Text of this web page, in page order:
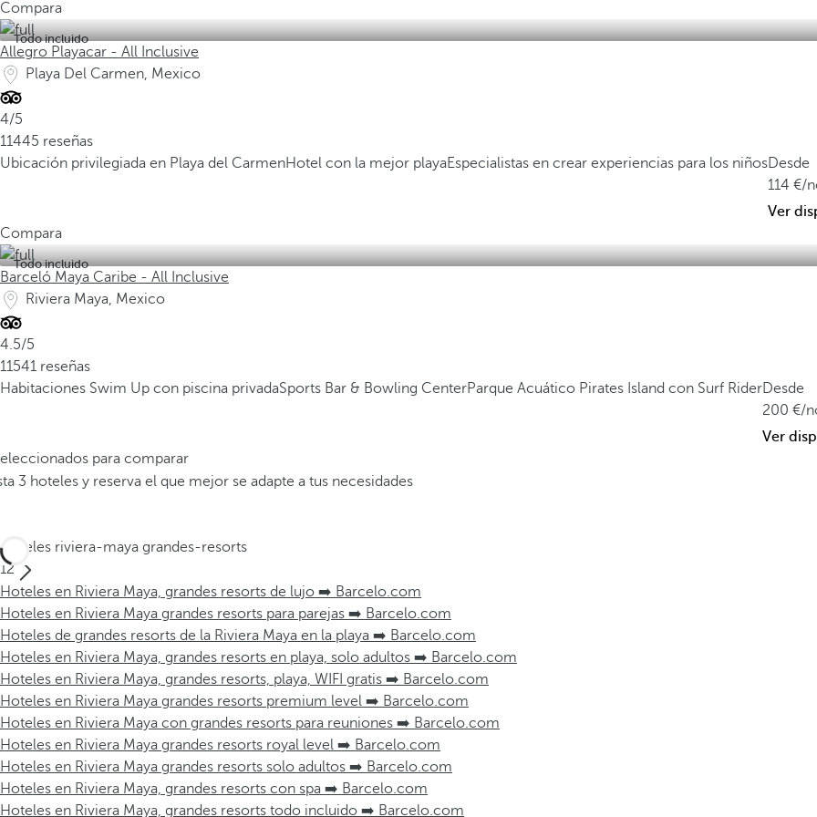
Compara
Todo incluido
Allegro Playacar - All Inclusive
Playa Del Carmen, Mexico
4/5
11445 reseñas
Ubicación privilegiada en Playa del CarmenHotel con la mejor playaEspecialistas en crear experiencias para los niñosDesde
114
/
Ver
Compara
Todo incluido
Barceló Maya Caribe - All Inclusive
Riviera Maya, Mexico
4.5/5
11541 reseñas
Habitaciones Swim Up con piscina privadaSports Bar & Bowling CenterParque Acuático Pirates Island con Surf RiderDesde
200
/
Ver
para comparar
3 hoteles y reserva el que mejor se adapte a tus necesidades
Hoteles riviera-maya grandes-resorts
12
Hoteles en Riviera Maya, grandes resorts de lujo ➡️ Barcelo.com
Hoteles en Riviera Maya grandes resorts para parejas ➡️ Barcelo.com
Hoteles de grandes resorts de la Riviera Maya en la playa ➡️ Barcelo.com
Hoteles en Riviera Maya, grandes resorts en playa, solo adultos ➡️ Barcelo.com
Hoteles en Riviera Maya, grandes resorts, playa, WIFI gratis ➡️ Barcelo.com
Hoteles en Riviera Maya grandes resorts premium level ➡️ Barcelo.com
Hoteles en Riviera Maya con grandes resorts para reuniones ➡️ Barcelo.com
Hoteles en Riviera Maya grandes resorts royal level ➡️ Barcelo.com
Hoteles en Riviera Maya grandes resorts solo adultos ➡️ Barcelo.com
Hoteles en Riviera Maya, grandes resorts con spa ➡️ Barcelo.com
Hoteles en Riviera Maya, grandes resorts todo incluido ➡️ Barcelo.com